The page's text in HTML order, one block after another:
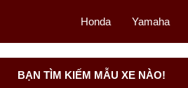
Honda Yamaha
BẠN TÌM KIẾM MẪU XE NÀO!